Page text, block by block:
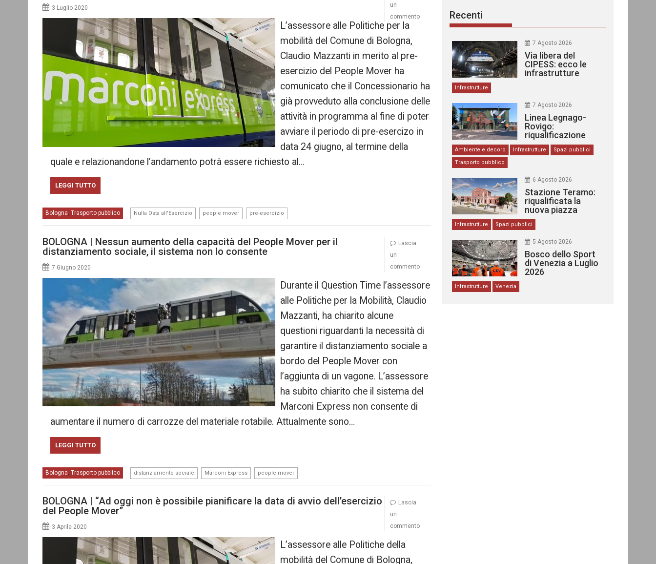
3 Luglio 2020
L’assessore alle Politiche per la
mobilità del Comune di Bologna,
Claudio Mazzanti in merito al pre-
esercizio del People Mover ha
comunicato che il Concessionario ha
già provveduto alla conclusione delle
attività in programma al fine di poter
avviare il periodo di pre-esercizo in
data 24 giugno, al termine della
quale e relazionandone l’andamento potrà essere richiesto al…
LEGGI TUTTO
Bologna, Trasporto pubblico Nulla Osta all'Esercizio people mover pre-esercizio
un
commento
BOLOGNA | Nessun aumento della capacità del People Mover per il
distanziamento sociale, il sistema non lo consente
7 Giugno 2020
Durante il Question Time l’assessore
alle Politiche per la Mobilità, Claudio
Mazzanti, ha chiarito alcune
questioni riguardanti la necessità di
garantire il distanziamento sociale a
bordo del People Mover con
l’aggiunta di un vagone. L’assessore
ha subito chiarito che il sistema del
Marconi Express non consente di
aumentare il numero di carrozze del materiale rotabile. Attualmente sono…
LEGGI TUTTO
Bologna Trasporto pubblico distanziamento sociale Marconi Express people mover
Lascia
un
commento
BOLOGNA | “Ad oggi non è possibile pianificare la data di avvio dell’esercizio
del People Mover”
3 Aprile 2020
L’assessore alle Politiche della
mobilità del Comune di Bologna,
Lascia
un
commento
Recenti
7 Agosto 2026
Via libera del
CIPESS: ecco le
infrastrutture
Infrastrutture
7 Agosto 2026
Linea Legnago-
Rovigo:
riqualificazione
delle stazioni
Ambiente e decoro Infrastrutture
Spazi pubblici
Trasporto pubblico
6 Agosto 2026
Stazione Teramo:
riqualificata la
nuova piazza
urbana
Infrastrutture Spazi pubblici
5 Agosto 2026
Bosco dello Sport
di Venezia a Luglio
2026
Infrastrutture Venezia